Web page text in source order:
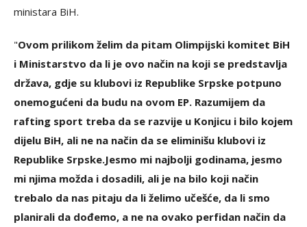
ministara BiH.
"Ovom prilikom želim da pitam Olimpijski komitet BiH
i Ministarstvo da li je ovo način na koji se predstavlja
država, gdje su klubovi iz Republike Srpske potpuno
onemogućeni da budu na ovom EP. Razumijem da
rafting sport treba da se razvije u Konjicu i bilo kojem
dijelu BiH, ali ne na način da se eliminišu klubovi iz
Republike Srpske.Jesmo mi najbolji godinama, jesmo
mi njima možda i dosadili, ali je na bilo koji način
trebalo da nas pitaju da li želimo učešće, da li smo
planirali da dođemo, a ne na ovako perfidan način da